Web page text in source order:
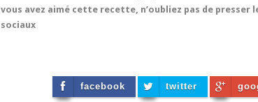
vous avez aimé cette recette, n’oubliez pas de presser
sociaux
facebook twitter